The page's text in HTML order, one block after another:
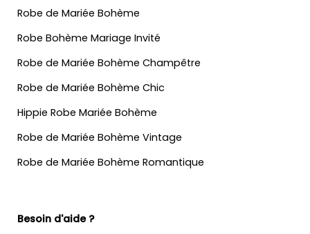
Robe de Mariée Bohème
Robe Bohème Mariage Invité
Robe de Mariée Bohème Champêtre
Robe de Mariée Bohème Chic
Hippie Robe Mariée Bohème
Robe de Mariée Bohème Vintage
Robe de Mariée Bohème Romantique
Besoin d'aide ?